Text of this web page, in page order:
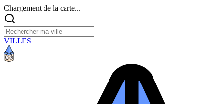
Chargement de la carte...
VILLES